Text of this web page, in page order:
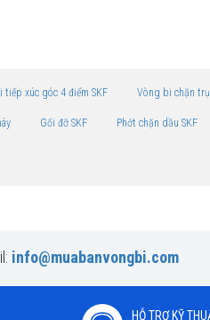
tiếp xúc góc 4 điểm SKF Vòng bi chặn
Gối đỡ SKF Phớt chặn dầu SKF
info@muabanvongbi.com
HỖ TRỢ KỸ